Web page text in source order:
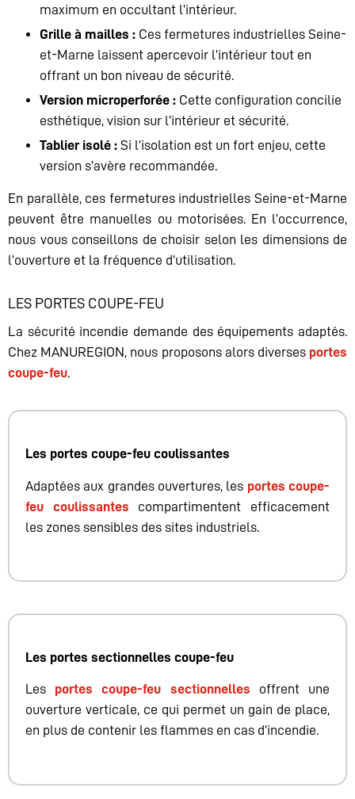
maximum en occultant l’intérieur.
Grille à mailles : Ces fermetures industrielles Seine-
et-Marne laissent apercevoir l’intérieur tout en
offrant un bon niveau de sécurité.
Version microperforée : Cette configuration concilie
esthétique, vision sur l’intérieur et sécurité.
Tablier isolé : Si l’isolation est un fort enjeu, cette
version s’avère recommandée.
En parallèle, ces fermetures industrielles Seine-et-Marne
peuvent être manuelles ou motorisées. En l’occurrence,
nous vous conseillons de choisir selon les dimensions de
l’ouverture et la fréquence d’utilisation.
LES PORTES COUPE-FEU
La sécurité incendie demande des équipements adaptés.
Chez MANUREGION, nous proposons alors diverses portes
coupe-feu.
Les portes coupe-feu coulissantes
Adaptées aux grandes ouvertures, les portes coupe-
feu coulissantes compartimentent efficacement
les zones sensibles des sites industriels.
Les portes sectionnelles coupe-feu
Les portes coupe-feu sectionnelles offrent une
ouverture verticale, ce qui permet un gain de place,
en plus de contenir les flammes en cas d’incendie.